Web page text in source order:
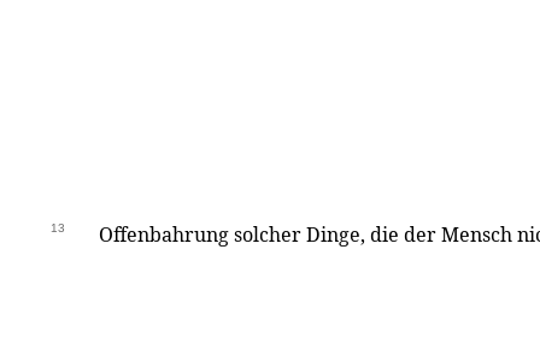
13 Offenbahrung solcher Dinge, die der Mensch